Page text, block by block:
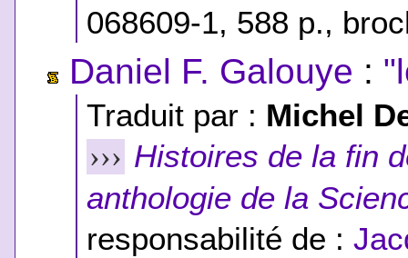
068609-1, 588 p.,
Daniel F. Galouye :
Traduit par : Michel
››› Histoires de la fin
anthologie de la
responsabilité de :